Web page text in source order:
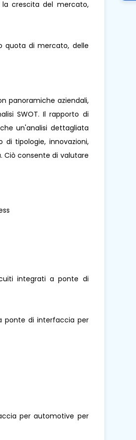
crescita del mercato,
quota di mercato, delle
panoramiche aziendali,
SWOT. Il rapporto di
un'analisi dettagliata
tipologie, innovazioni,
Ciò consente di valutare
integrati a ponte di
ponte di interfaccia per
per automotive per